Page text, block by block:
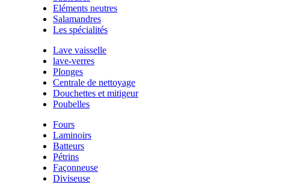
Eléments neutres
Salamandres
Les spécialités
Lave vaisselle
lave-verres
Plonges
Centrale de nettoyage
Douchettes et mitigeur
Poubelles
Fours
Laminoirs
Batteurs
Pétrins
Façonneuse
Diviseuse